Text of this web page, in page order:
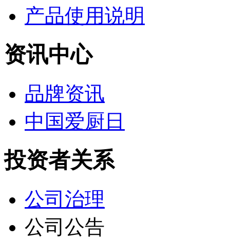
产品使用说明
资讯中心
品牌资讯
中国爱厨日
投资者关系
公司治理
公司公告